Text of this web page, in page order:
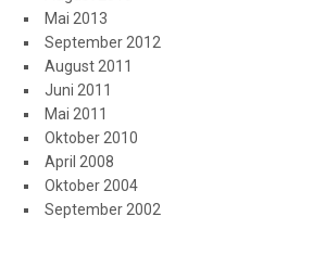
Mai 2013
September 2012
August 2011
Juni 2011
Mai 2011
Oktober 2010
April 2008
Oktober 2004
September 2002